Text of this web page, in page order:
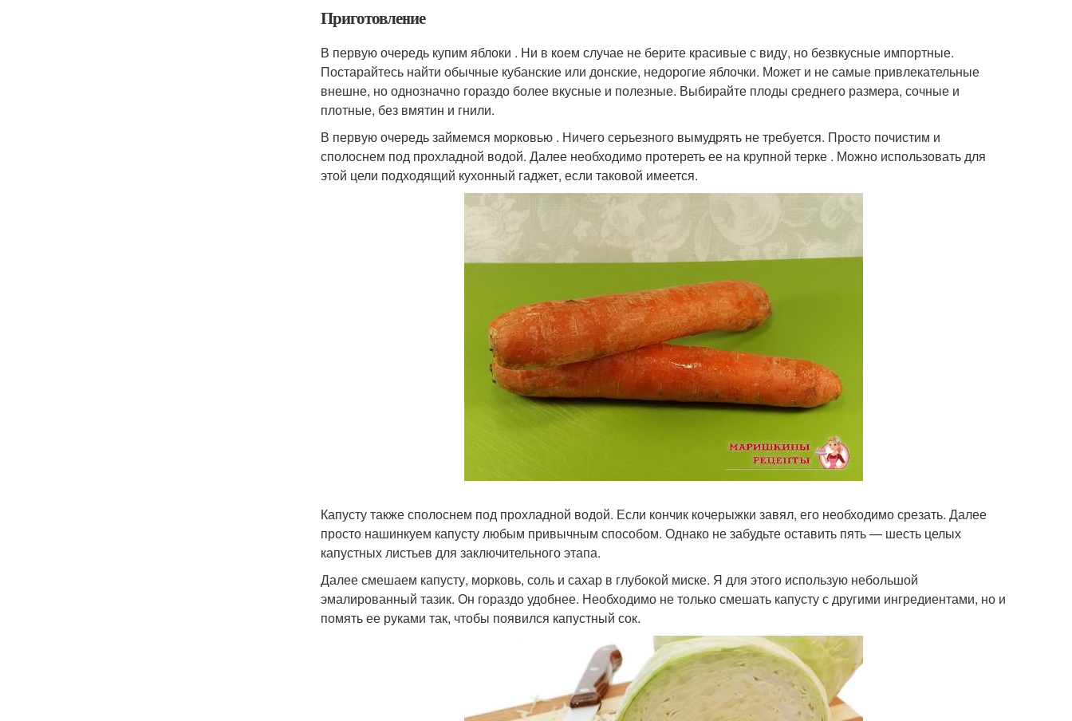
Приготовление
В первую очередь купим яблоки . Ни в коем случае не берите красивые с виду, но безвкусные импортные.
Постарайтесь найти обычные кубанские или донские, недорогие яблочки. Может и не самые привлекательные
внешне, но однозначно гораздо более вкусные и полезные. Выбирайте плоды среднего размера, сочные и
плотные, без вмятин и гнили.
В первую очередь займемся морковью . Ничего серьезного вымудрять не требуется. Просто почистим и
сполоснем под прохладной водой. Далее необходимо протереть ее на крупной терке . Можно использовать для
этой цели подходящий кухонный гаджет, если таковой имеется.
Капусту также сполоснем под прохладной водой. Если кончик кочерыжки завял, его необходимо срезать. Далее
просто нашинкуем капусту любым привычным способом. Однако не забудьте оставить пять — шесть целых
капустных листьев для заключительного этапа.
Далее смешаем капусту, морковь, соль и сахар в глубокой миске. Я для этого использую небольшой
эмалированный тазик. Он гораздо удобнее. Необходимо не только смешать капусту с другими ингредиентами, но и
помять ее руками так, чтобы появился капустный сок.